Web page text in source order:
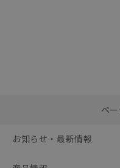
括ダウ
ペ
お知らせ・最新情報